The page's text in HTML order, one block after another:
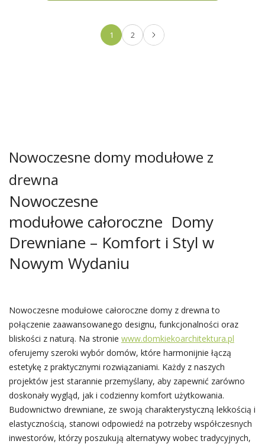
1 2
Nowoczesne domy modułowe z
drewna
Nowoczesne
modułowe całoroczne Domy
Drewniane – Komfort i Styl w
Nowym Wydaniu
Nowoczesne modułowe całoroczne domy z drewna to
połączenie zaawansowanego designu, funkcjonalności oraz
bliskości z naturą. Na stronie www.domkiekoarchitektura.pl
oferujemy szeroki wybór domów, które harmonijnie łączą
estetykę z praktycznymi rozwiązaniami. Każdy z naszych
projektów jest starannie przemyślany, aby zapewnić zarówno
doskonały wygląd, jak i codzienny komfort użytkowania.
Budownictwo drewniane, ze swoją charakterystyczną lekkością i
elastycznością, stanowi odpowiedź na potrzeby współczesnych
inwestorów, którzy poszukują alternatywy wobec tradycyjnych,